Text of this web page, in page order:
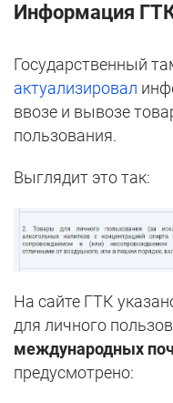
Информация
Государственный
актуализировал
ввозе и вывозе
пользования.
Выглядит это так:
На сайте ГТК
для личного
международных
предусмотрено: